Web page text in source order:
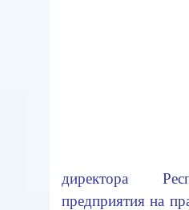
директора
предприятия на